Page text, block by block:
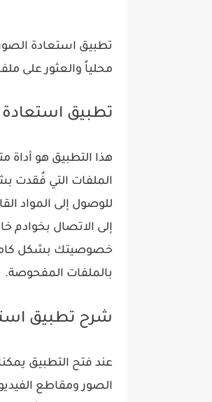
تطبيق استعادة
محلياً والعثور على
تطبيق استعادة
هذا التطبيق هو
الملفات التي فُقدت
للوصول إلى المواد
إلى الاتصال بخوادم
خصوصيتك بشكل
بالملفات المفحوصة.
شرح تطبيق
عند فتح التطبيق
الصور ومقاطع